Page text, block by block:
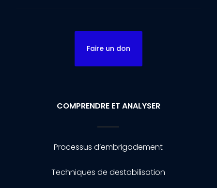
Faire un don
COMPRENDRE ET ANALYSER
Processus d’embrigadement
Techniques de destabilisation